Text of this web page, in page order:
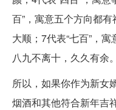
百”，寓意五个方向都
大顺；7代表“七百”，
八九不离十，久久有余。
所以，如果你作为新女
烟酒和其他符合新年吉